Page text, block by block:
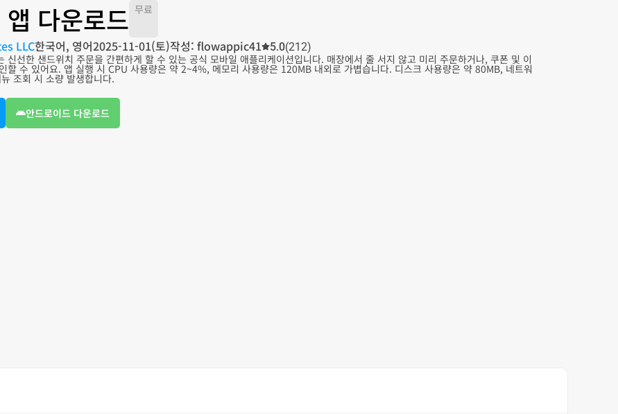
다운로드 무료
LLC한국어, 영어2025-11-01(토)작성: flowappic41 5.0(212)
신선한 샌드위치 주문을 간편하게 할 수 있는 공식 모바일 애플리케이션입니다. 매장에서 줄 서지 않고 미리 주문하거나, 쿠폰 및 이
할 수 있어요. 앱 실행 시 CPU 사용량은 약 2~4%, 메모리 사용량은 120MB 내외로 가볍습니다. 디스크 사용량은 약 80MB, 네트워
조회 시 소량 발생합니다.
안드로이드 다운로드